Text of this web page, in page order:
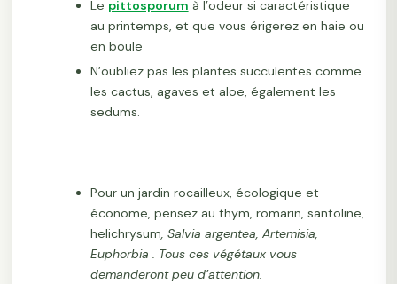
Le pittosporum à l’odeur si caractéristique
au printemps, et que vous érigerez en haie ou
en boule
N’oubliez pas les plantes succulentes comme
les cactus, agaves et aloe, également les
sedums.
Pour un jardin rocailleux, écologique et
économe, pensez au thym, romarin, santoline,
helichrysum, Salvia argentea, Artemisia,
Euphorbia . Tous ces végétaux vous
demanderont peu d’attention.